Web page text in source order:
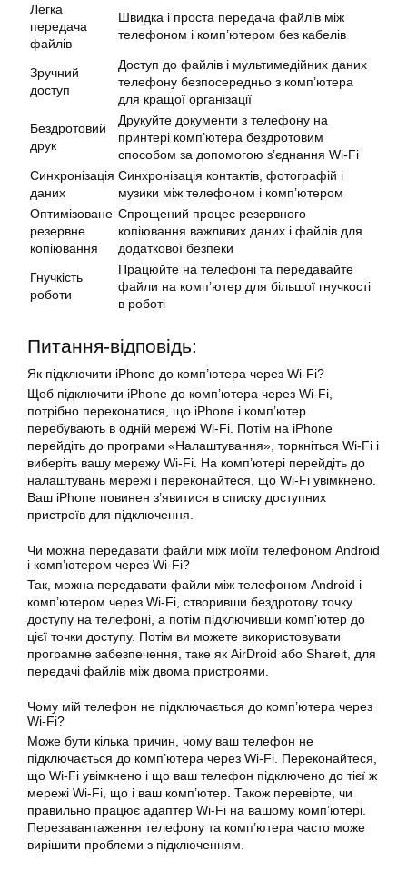
Легка
передача
файлів
Швидка і проста передача файлів між
телефоном і комп’ютером без кабелів
Зручний
доступ
Доступ до файлів і мультимедійних даних
телефону безпосередньо з комп’ютера
для кращої організації
Бездротовий
друк
Друкуйте документи з телефону на
принтері комп’ютера бездротовим
способом за допомогою з’єднання Wi-Fi
Синхронізація
даних
Синхронізація контактів, фотографій і
музики між телефоном і комп’ютером
Оптимізоване
резервне
копіювання
Спрощений процес резервного
копіювання важливих даних і файлів для
додаткової безпеки
Гнучкість
роботи
Працюйте на телефоні та передавайте
файли на комп’ютер для більшої гнучкості
в роботі
Питання-відповідь:
Як підключити iPhone до комп’ютера через Wi-Fi?
Щоб підключити iPhone до комп’ютера через Wi-Fi,
потрібно переконатися, що iPhone і комп’ютер
перебувають в одній мережі Wi-Fi. Потім на iPhone
перейдіть до програми «Налаштування», торкніться Wi-Fi і
виберіть вашу мережу Wi-Fi. На комп’ютері перейдіть до
налаштувань мережі і переконайтеся, що Wi-Fi увімкнено.
Ваш iPhone повинен з’явитися в списку доступних
пристроїв для підключення.
Чи можна передавати файли між моїм телефоном Android
і комп’ютером через Wi-Fi?
Так, можна передавати файли між телефоном Android і
комп’ютером через Wi-Fi, створивши бездротову точку
доступу на телефоні, а потім підключивши комп’ютер до
цієї точки доступу. Потім ви можете використовувати
програмне забезпечення, таке як AirDroid або Shareit, для
передачі файлів між двома пристроями.
Чому мій телефон не підключається до комп’ютера через
Wi-Fi?
Може бути кілька причин, чому ваш телефон не
підключається до комп’ютера через Wi-Fi. Переконайтеся,
що Wi-Fi увімкнено і що ваш телефон підключено до тієї ж
мережі Wi-Fi, що і ваш комп’ютер. Також перевірте, чи
правильно працює адаптер Wi-Fi на вашому комп’ютері.
Перезавантаження телефону та комп’ютера часто може
вирішити проблеми з підключенням.